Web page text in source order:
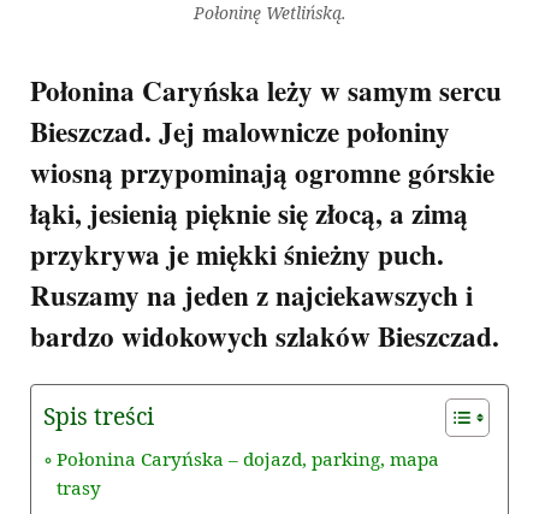
Połoninę Wetlińską.
Połonina Caryńska leży w samym sercu
Bieszczad. Jej malownicze połoniny
wiosną przypominają ogromne górskie
łąki, jesienią pięknie się złocą, a zimą
przykrywa je miękki śnieżny puch.
Ruszamy na jeden z najciekawszych i
bardzo widokowych szlaków Bieszczad.
Spis treści
Połonina Caryńska – dojazd, parking, mapa
trasy